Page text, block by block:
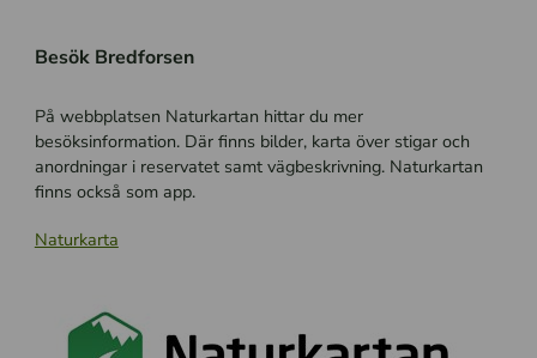
Besök Bredforsen
På webbplatsen Naturkartan hittar du mer
besöksinformation. Där finns bilder, karta över stigar och
anordningar i reservatet samt vägbeskrivning. Naturkartan
finns också som app.
Naturkarta